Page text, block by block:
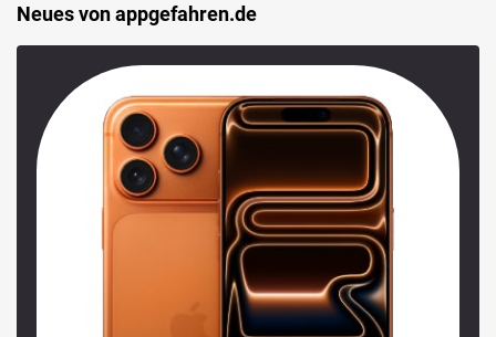
Neues von appgefahren.de